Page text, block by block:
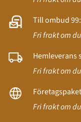
Till ombud
Fri frakt om
Hemleverans
Fri frakt om
Fri frakt om